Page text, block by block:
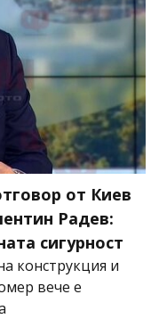
от Киев
Радев:
сигурност
конструкция и
вече е